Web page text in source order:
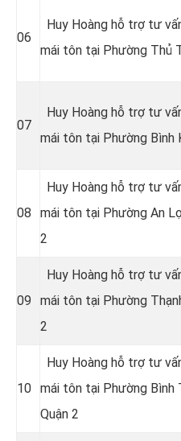
06
Huy Hoàng hỗ trợ tư
mái tôn tại Phường Thủ
07
Huy Hoàng hỗ trợ tư
mái tôn tại Phường Bình
08
Huy Hoàng hỗ trợ tư
mái tôn tại Phường An
2
09
Huy Hoàng hỗ trợ tư
mái tôn tại Phường
2
10
Huy Hoàng hỗ trợ tư
mái tôn tại Phường Bình
Quận 2